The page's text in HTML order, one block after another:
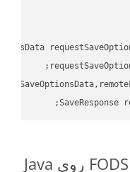
تبدیل ساده FODS Files to DOT روی Java